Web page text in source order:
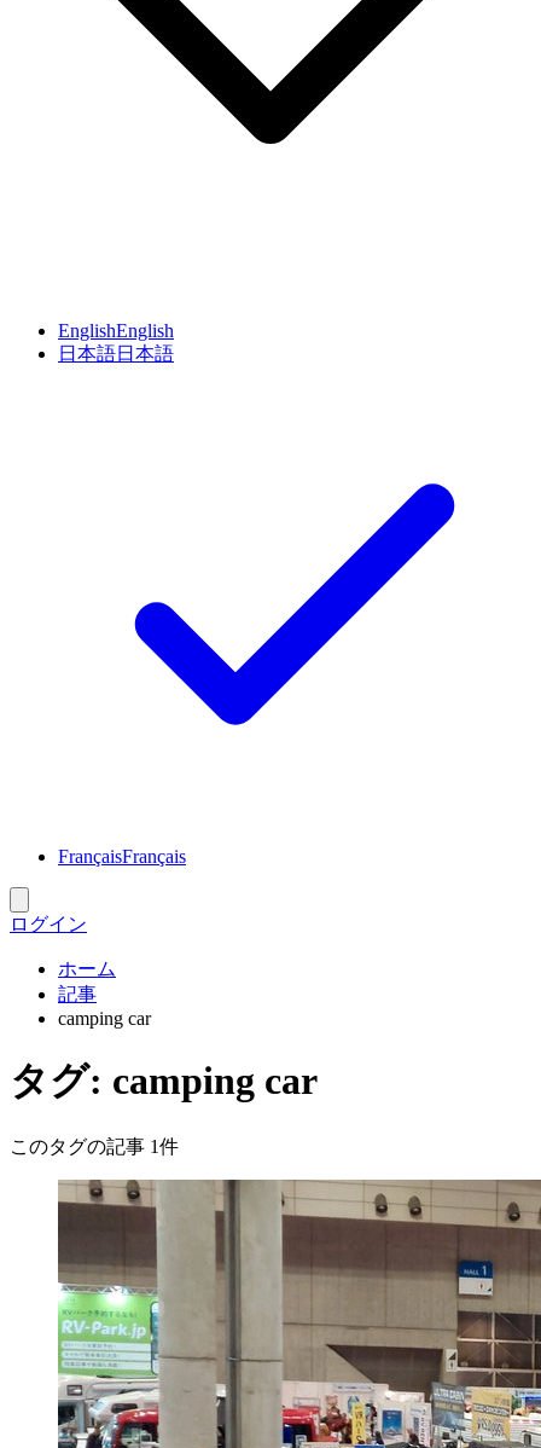
EnglishEnglish
日本語日本語
FrançaisFrançais
ログイン
ホーム
記事
camping car
タグ: camping car
このタグの記事 1件